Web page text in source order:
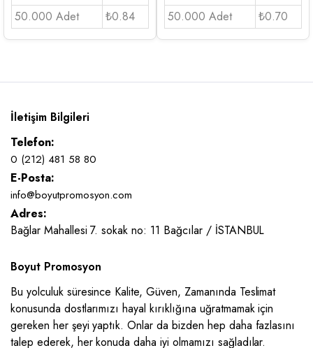
50.000 Adet
₺0.84
50.000 Adet
₺0.70
İletişim Bilgileri
Telefon:
0 (212) 481 58 80
E-Posta:
info@boyutpromosyon.com
Adres:
Bağlar Mahallesi 7. sokak no: 11 Bağcılar / İSTANBUL
Boyut Promosyon
Bu yolculuk süresince Kalite, Güven, Zamanında Teslimat
konusunda dostlarımızı hayal kırıklığına uğratmamak için
gereken her şeyi yaptık. Onlar da bizden hep daha fazlasını
talep ederek, her konuda daha iyi olmamızı sağladılar.